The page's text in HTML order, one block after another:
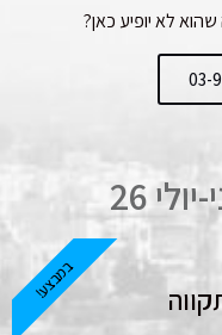
לא יופיע כאן?
26
במבצע!